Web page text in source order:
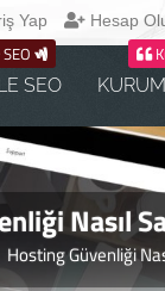
Yap Hesap
SEO
SEO
Nasıl
Hosting Güvenliği